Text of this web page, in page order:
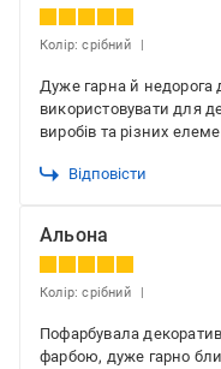
Колір: срібний
Дуже гарна й недорога
використовувати для
виробів та різних
Відповісти
Альона
Колір: срібний
Пофарбувала
фарбою, дуже гарно